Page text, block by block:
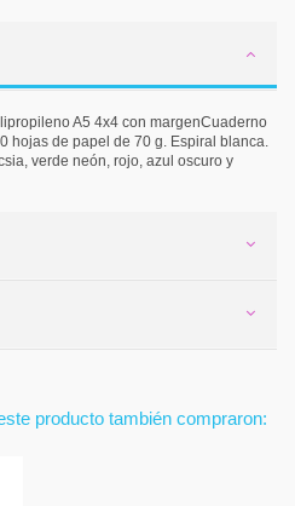
A5 4x4 con margenCuaderno
hojas de papel de 70 g. Espiral blanca.
verde neón, rojo, azul oscuro y
producto también compraron: